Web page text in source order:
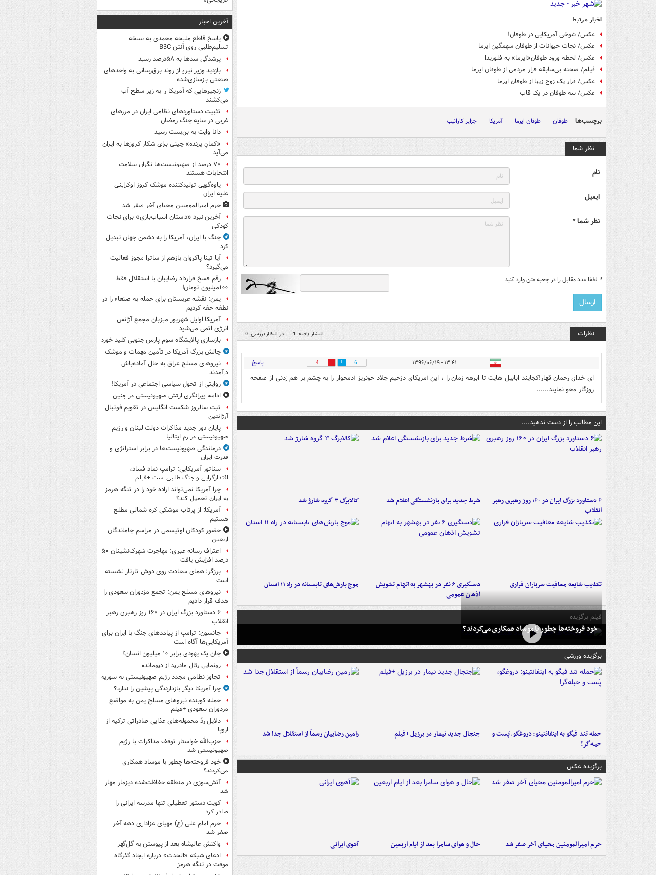
اخبار مرتبط
عکس/ شوخی آمریکایی در طوفان!
عکس/ نجات حیوانات از طوفان سهمگین ایرما
عکس/ لحظه ورود طوفان«ایرما» به فلوریدا
فیلم/ صحنه بی‌سابقه فرار مردمی از طوفان ایرما
عکس/ فرار یک زوج زیبا از طوفان ایرما
عکس/ سه طوفان در یک قاب
برچسب‌ها طوفان طوفان ایرما آمریکا جزایر کارائیب
نظر شما
نام
ایمیل
نظر شما *
* لطفا عدد مقابل را در جعبه متن وارد کنید
نظرات انتشار یافته: 1 در انتظار بررسی: 0
۱۳:۴۱ - ۱۳۹۶/۰۶/۱۹ 6
4 پاسخ
ای خدای رحمان قهار!کجایند ابابیل هایت تا ابرهه زمان را ، این آمریکای دژخیم جلاد خونریز آدمخوار را به چشم بر هم زدنی از صفحه
روزگار محو نمایند......
این مطالب را از دست ندهید....
۶ دستاورد بزرگ ایران در ۱۶۰ روز رهبری رهبر
انقلاب
شرط جدید برای بازنشستگی اعلام شد کالابرگ ۳ گروه شارژ شد
تکذیب شایعه معافیت سربازان فراری
دستگیری ۶ نفر در بهشهر به اتهام تشویش
اذهان عمومی
موج بارش‌های تابستانه در راه ۱۱ استان
فیلم برگزیده
خود فروخته‌ها چطور با موساد همکاری می‌کردند؟
برگزیده ورزشی
حمله تند فیگو به اینفانتینو: دروغگو، پَست‌ و
حیله‌گر!
جنجال جدید نیمار در برزیل +فیلم رامین رضاییان رسماً از استقلال جدا شد
برگزیده عکس
حرم امیرالمومنین محیای آخر صفر شد حال و هوای سامرا بعد از ایام اربعین آهوی ایرانی
آخرین اخبار
پاسخ قاطع ملیحه محمدی به نسخه
تسلیم‌طلبی روی آنتن BBC
پرشدگی سدها به ۵۸درصد رسید
بازدید وزیر نیرو از روند برق‌رسانی به واحدهای
صنعتی بازسازی‌شده
زنجیرهایی که آمریکا را به زیر سطح آب
می‌کشند!
تثبیت دستاوردهای نظامی ایران در مرزهای
غربی در سایه جنگ رمضان
دانا وایت به بن‌بست رسید
«کمانِ پرنده» چینی برای شکار کروزها به ایران
می‌آید
۷۰ درصد از صهیونیست‌ها نگران سلامت
انتخابات هستند
یاوه‌گویی تولیدکننده موشک کروز اوکراینی
علیه ایران
حرم امیرالمومنین محیای آخر صفر شد
آخرین نبرد «داستان اسباب‌بازی» برای نجات
کودکی
جنگ با ایران، آمریکا را به دشمن جهان تبدیل
کرد
آیا تینا پاکروان بازهم از ساترا مجوز فعالیت
می‌گیرد؟
رقم فسخ قرارداد رضاییان با استقلال فقط
۱۰۰میلیون تومان!
یمن: نقشه عربستان برای حمله به صنعاء را در
نطفه خفه کردیم
آمریکا اوایل شهریور میزبان مجمع آژانس
انرژی اتمی می‌شود
بازسازی پالایشگاه سوم پارس جنوبی کلید خورد
چالش بزرگ آمریکا در تأمین مهمات و موشک
نیروهای مسلح عراق به حال آماده‌باش
درآمدند
روایتی از تحول سیاسی اجتماعی در آمریکا!
ادامه ویرانگری ارتش صهیونیستی در جنین
ثبت سالروز شکست انگلیس در تقویم فوتبال
آرژانتین
پایان دور جدید مذاکرات دولت لبنان و رژیم
صهیونیستی در رم ایتالیا
درماندگی صهیونیست‌ها در برابر استراتژی و
قدرت ایران
سناتور آمریکایی: ترامپ نماد فساد،
اقتدارگرایی و جنگ طلبی است +فیلم
چرا آمریکا نمی‌تواند اراده خود را در تنگه هرمز
به ایران تحمیل کند؟
آمریکا: از پرتاب موشکی کره شمالی مطلع
هستیم
حضور کودکان اوتیسمی در مراسم جاماندگان
اربعین
اعتراف رسانه عبری: مهاجرت شهرک‌نشینان ۵۰
درصد افزایش یافت
برزگر: همای سعادت روی دوش تارتار نشسته
است
نیروهای مسلح یمن: تجمع مزدوران سعودی را
هدف قرار دادیم
۶ دستاورد بزرگ ایران در ۱۶۰ روز رهبری رهبر
انقلاب
جانسون: ترامپ از پیامدهای جنگ با ایران برای
آمریکایی‌ها آگاه است
جان یک یهودی برابر ۱۰ میلیون انسان؟
رونمایی رئال مادرید از دیومانده
تجاوز نظامی مجدد رژیم صهیونیستی به سوریه
چرا آمریکا دیگر بازدارندگی پیشین را ندارد؟
حمله کوبنده نیروهای مسلح یمن به مواضع
مزدوران سعودی +فیلم
دلایل ردّ محموله‌های غذایی صادراتی ترکیه از
اروپا
حزب‌الله خواستار توقف مذاکرات با رژیم
صهیونیستی شد
خود فروخته‌ها چطور با موساد همکاری
می‌کردند؟
آتش‌سوزی در منطقه حفاظت‌شده دیزمار مهار
شد
کویت دستور تعطیلی تنها مدرسه ایرانی را
صادر کرد
حرم امام علی (ع) مهیای عزاداری دهه آخر
صفر شد
واکنش عالیشاه بعد از پیوستن به گل‌گهر
ادعای شبکه «الحدث» درباره ایجاد گذرگاه
موقت در تنگه هرمز